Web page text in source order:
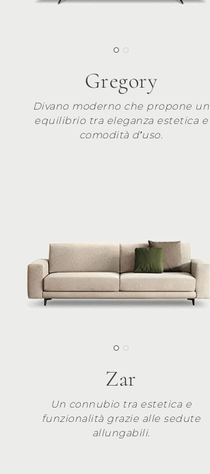
Gregory
Divano moderno che propone un
equilibrio tra eleganza estetica e
comodità d’uso.
Zar
Un connubio tra estetica e
funzionalità grazie alle sedute
allungabili.